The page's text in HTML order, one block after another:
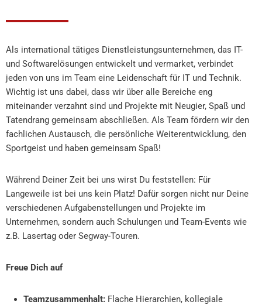
Als international tätiges Dienstleistungsunternehmen, das IT-
und Softwarelösungen entwickelt und vermarket, verbindet
jeden von uns im Team eine Leidenschaft für IT und Technik.
Wichtig ist uns dabei, dass wir über alle Bereiche eng
miteinander verzahnt sind und Projekte mit Neugier, Spaß und
Tatendrang gemeinsam abschließen. Als Team fördern wir den
fachlichen Austausch, die persönliche Weiterentwicklung, den
Sportgeist und haben gemeinsam Spaß!
Während Deiner Zeit bei uns wirst Du feststellen: Für
Langeweile ist bei uns kein Platz! Dafür sorgen nicht nur Deine
verschiedenen Aufgabenstellungen und Projekte im
Unternehmen, sondern auch Schulungen und Team-Events wie
z.B. Lasertag oder Segway-Touren.
Freue Dich auf
Teamzusammenhalt: Flache Hierarchien, kollegiale